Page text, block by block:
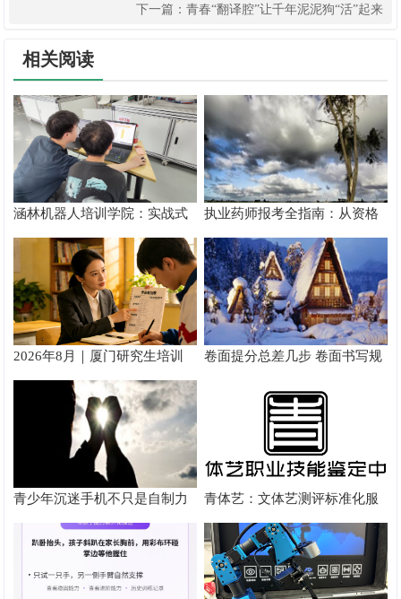
南“数字文创”人才培养新高地
下一篇： 青春“翻译腔”让千年泥泥狗“活”起来
相关阅读
涵林机器人培训学院：实战式
教学如何炼成
执业药师报考全指南：从资格
核验到备考落地完整手册
2026年8月｜厦门研究生培训
推荐
卷面提分总差几步 卷面书写规
青少年沉迷手机不只是自制力
差！陕西家长读懂背后的心理
根源
青体艺：文体艺测评标准化服
务体系解析